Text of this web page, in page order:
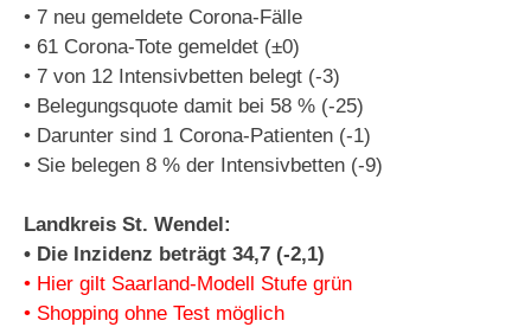
• 7 neu gemeldete Corona-Fälle
• 61 Corona-Tote gemeldet (±0)
• 7 von 12 Intensivbetten belegt (-3)
• Belegungsquote damit bei 58 % (-25)
• Darunter sind 1 Corona-Patienten (-1)
• Sie belegen 8 % der Intensivbetten (-9)
Landkreis St. Wendel:
• Die Inzidenz beträgt 34,7 (-2,1)
• Hier gilt Saarland-Modell Stufe grün
• Shopping ohne Test möglich